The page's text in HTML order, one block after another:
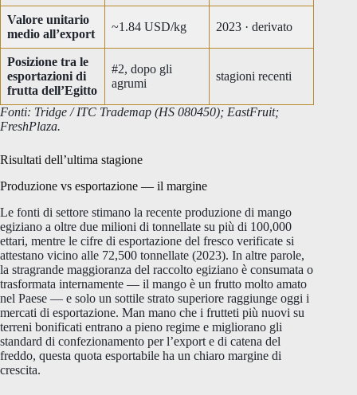
Valore unitario
medio all’export
~1.84 USD/kg 2023 · derivato
Posizione tra le
esportazioni di
frutta dell’Egitto
#2, dopo gli
agrumi
stagioni recenti
Fonti: Tridge / ITC Trademap (HS 080450); EastFruit;
FreshPlaza.
Risultati dell’ultima stagione
Produzione vs esportazione — il margine
Le fonti di settore stimano la recente produzione di mango
egiziano a oltre due milioni di tonnellate su più di 100,000
ettari, mentre le cifre di esportazione del fresco verificate si
attestano vicino alle 72,500 tonnellate (2023). In altre parole,
la stragrande maggioranza del raccolto egiziano è consumata o
trasformata internamente — il mango è un frutto molto amato
nel Paese — e solo un sottile strato superiore raggiunge oggi i
mercati di esportazione. Man mano che i frutteti più nuovi su
terreni bonificati entrano a pieno regime e migliorano gli
standard di confezionamento per l’export e di catena del
freddo, questa quota esportabile ha un chiaro margine di
crescita.